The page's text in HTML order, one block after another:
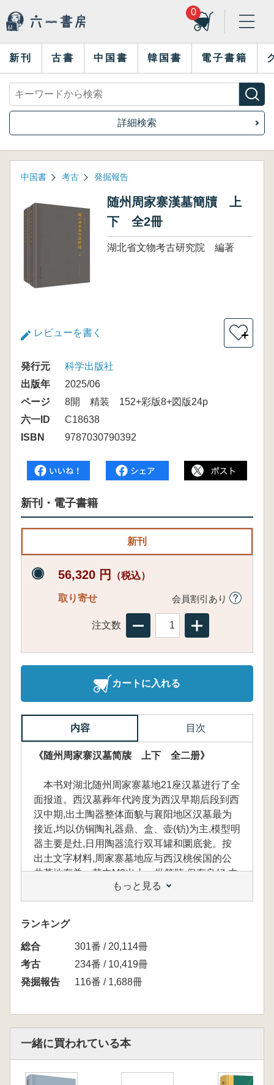
0
新刊 古書 中国書 韓国書 電子書籍
詳細検索
中国書 考古 発掘報告
随州周家寨漢墓簡牘 上
下 全2冊
湖北省文物考古研究院 編著
レビューを書く ＋
発行元
科学出版社
出版年
2025/06
ページ
8開 精装 152+彩版8+図版24p
六一ID
C18638
ISBN
9787030790392
新刊・電子書籍
新刊
56,320 円 （税込）
取り寄せ 会員割引あり
注文数
カートに入れる
内容 目次
《随州周家寨汉墓简牍 上下 全二册》
本书对湖北随州周家寨墓地21座汉墓进行了全
面报道。西汉墓葬年代跨度为西汉早期后段到西
汉中期,出土陶器整体面貌与襄阳地区汉墓最为
接近,均以仿铜陶礼器鼎、盒、壶(钫)为主,模型明
器主要是灶,日用陶器流行双耳罐和圜底瓮。按
出土文字材料,周家寨墓地应与西汉桃侯国的公
共墓地有关。其中M8出土一批简牍,保存良好,内
容丰富,书法精美,学术价值重大,是我国近年考古
出土文献的又一次重要收获。简牍主体内容为日
书,经缀合、编连的总数为502枚。据简文内容分
为78篇,其中57篇为原有篇题,涉及古人的衣食、
居处、出行、婚嫁、农事、仕宦、生死、鬼神等
社会生活与信仰方面的宜忌与选择。通过这批简
牍,我们有望从术数史、风俗史、社会史等角度
窥见西汉社会的若干细节。
本書は、湖北省随州市に位置する周家寨墓地
における21基の漢代墓葬について、包括的に報
半から中期にかけて築造されたものであり、出
もっと見る
ランキング
総合
301番 / 20,114冊
考古
234番 / 10,419冊
発掘報告
116番 / 1,688冊
一緒に買われている本